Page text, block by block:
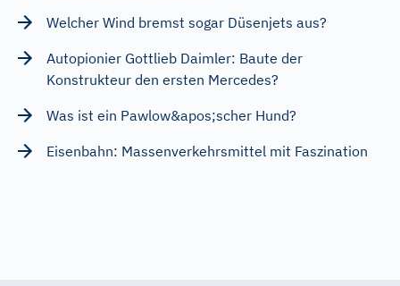
Welcher Wind bremst sogar Düsenjets aus?
Autopionier Gottlieb Daimler: Baute der
Konstrukteur den ersten Mercedes?
Was ist ein Pawlow&apos;scher Hund?
Eisenbahn: Massenverkehrsmittel mit Faszination